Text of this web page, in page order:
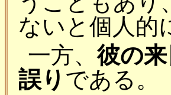
ないと個人的
一方、彼の
誤り である。